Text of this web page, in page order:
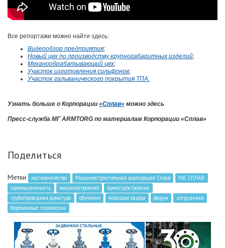
Все репортажи можно найти здесь:
Видеообзор предприятия;
Новый цех по производству крупногабаритных изделий;
Механообрабатывающий цех;
Участок изготовления сильфонов;
Участок гальванического покрытия ТПА.
Узнать больше о Корпорации «Сплав» можно здесь
Пресс-служба МГ ARMTORG по материалам Корпорации «Сплав»
Поделиться
Метки наставничество Машиностроительная корпорация Сплав
МК СПЛАВ
промышленность
машиностроение
Арматуростроение
трубопроводная арматура
обучение молодые кадры форум
сотрудники
бережливые технологии